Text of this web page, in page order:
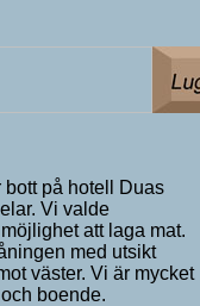
på hotell Duas
Vi valde
att laga mat.
med utsikt
väster. Vi är mycket
boende.